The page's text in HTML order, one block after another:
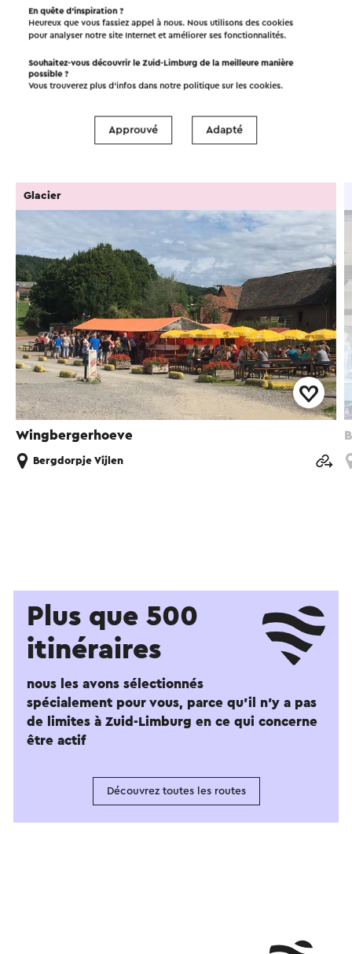
Dans la région
Points d'intérêt Hébergements
Wingbergerhoeve
Glacier
Bergdorpje Vijlen
Plus que 500
itinéraires
nous les avons sélectionnés
spécialement pour vous, parce qu'il n'y a pas
de limites à Zuid-Limburg en ce qui concerne
être actif
Découvrez toutes les routes
En quête d’inspiration ?
Heureux que vous fassiez appel à nous. Nous utilisons des cookies
pour analyser notre site Internet et améliorer ses fonctionnalités.
Souhaitez-vous découvrir le Zuid-Limburg de la meilleure manière
possible ?
Vous trouverez plus d’infos dans notre politique sur lescookies.
Approuvé Adapté